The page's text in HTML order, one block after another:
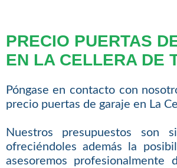
PRECIO PUERTAS
EN LA CELLERA DE
Póngase en contacto con
precio puertas de garaje en La
Nuestros presupuestos son
ofreciéndoles además la
asesoremos profesionalmente